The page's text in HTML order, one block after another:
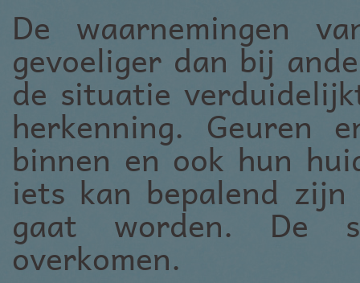
De waarnemingen
gevoeliger dan bij
de situatie
herkenning. Geuren
binnen en ook hun
iets kan bepalend
gaat worden. De
overkomen.